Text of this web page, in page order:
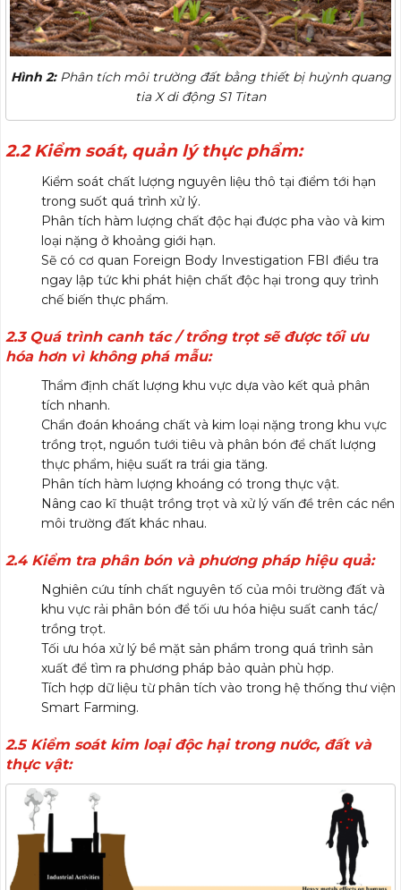
Hình 2:Phân tích môi trường đất bằng thiết bị huỳnh quang
tia X di động S1 Titan
2.2 Kiểm soát, quản lý thực phẩm:
Kiểm soát chất lượng nguyên liệu thô tại điểm tới hạn
trong suốt quá trình xử lý.
Phân tích hàm lượng chất độc hại được pha vào và kim
loại nặng ở khoảng giới hạn.
Sẽ có cơ quan Foreign Body Investigation FBI điều tra
ngay lập tức khi phát hiện chất độc hại trong quy trình
chế biến thực phẩm.
2.3 Quá trình canh tác / trồng trọt sẽ được tối ưu
hóa hơn vì không phá mẫu:
Thẩm định chất lượng khu vực dựa vào kết quả phân
tích nhanh.
Chẩn đoán khoáng chất và kim loại nặng trong khu vực
trồng trọt, nguồn tưới tiêu và phân bón để chất lượng
thực phẩm, hiệu suất ra trái gia tăng.
Phân tích hàm lượng khoáng có trong thực vật.
Nâng cao kĩ thuật trồng trọt và xử lý vấn đề trên các nền
môi trường đất khác nhau.
2.4 Kiểm tra phân bón và phương pháp hiệu quả:
Nghiên cứu tính chất nguyên tố của môi trường đất và
khu vực rải phân bón để tối ưu hóa hiệu suất canh tác/
trồng trọt.
Tối ưu hóa xử lý bề mặt sản phẩm trong quá trình sản
xuất để tìm ra phương pháp bảo quản phù hợp.
Tích hợp dữ liệu từ phân tích vào trong hệ thống thư viện
Smart Farming.
2.5 Kiểm soát kim loại độc hại trong nước, đất và
thực vật: